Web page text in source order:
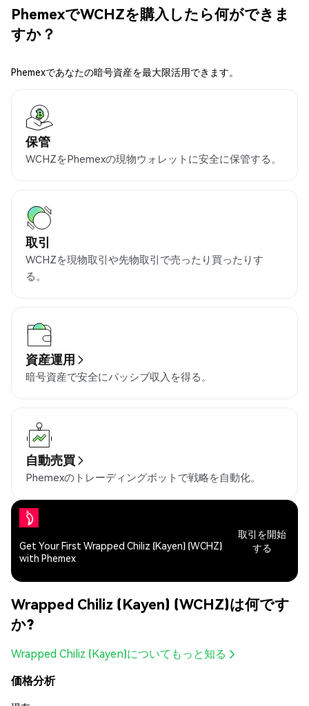
PhemexでWCHZを購入したら何ができま
すか？
Phemexであなたの暗号資産を最大限活用できます。
保管
WCHZをPhemexの現物ウォレットに安全に保管する。
取引
WCHZを現物取引や先物取引で売ったり買ったりす
る。
資産運用
暗号資産で安全にパッシブ収入を得る。
自動売買
Phemexのトレーディングボットで戦略を自動化。
Get Your First Wrapped Chiliz (Kayen) (WCHZ)
with Phemex
取引を開始
する
Wrapped Chiliz (Kayen) (WCHZ)は何です
か?
Wrapped Chiliz (Kayen)についてもっと知る
価格分析